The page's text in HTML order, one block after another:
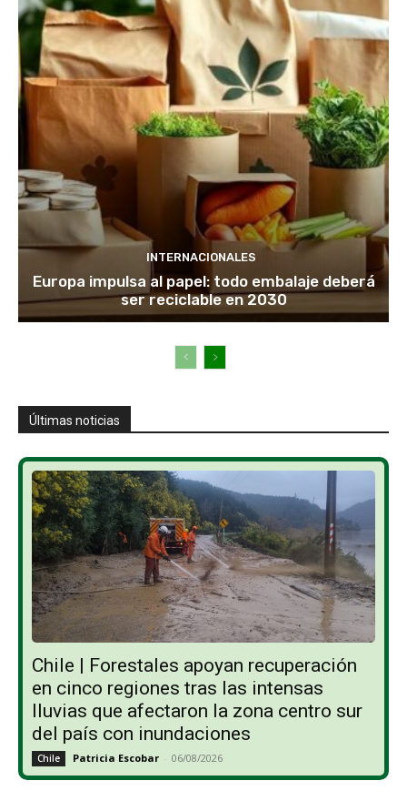
INTERNACIONALES
Europa impulsa al papel: todo embalaje deberá
ser reciclable en 2030
Últimas noticias
Chile | Forestales apoyan recuperación
en cinco regiones tras las intensas
lluvias que afectaron la zona centro sur
del país con inundaciones
Chile Patricia Escobar - 06/08/2026